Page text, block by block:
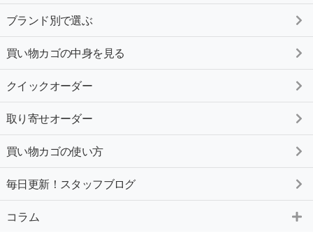
ブランド別で選ぶ
買い物カゴの中身を見る
クイックオーダー
取り寄せオーダー
買い物カゴの使い方
毎日更新！スタッフブログ
コラム